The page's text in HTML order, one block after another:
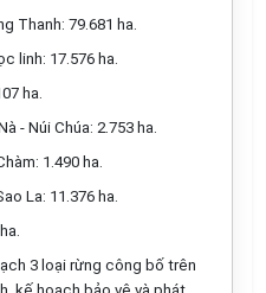
Thanh: 79.681 ha.
linh: 17.576 ha.
ha.
- Núi Chúa: 2.753 ha.
1.490 ha.
La: 11.376 ha.
3 loại rừng công bố trên